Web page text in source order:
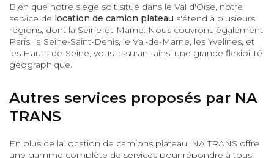
Bien que notre siège soit situé dans le Val d'Oise, notre
service de location de camion plateau s'étend à plusieurs
régions, dont la Seine-et-Marne. Nous couvrons également
Paris, la Seine-Saint-Denis, le Val-de-Marne, les Yvelines, et
les Hauts-de-Seine, vous assurant ainsi une grande flexibilité
géographique.
Autres services proposés par NA
TRANS
En plus de la location de camions plateau, NA TRANS offre
une gamme complète de services pour répondre à tous